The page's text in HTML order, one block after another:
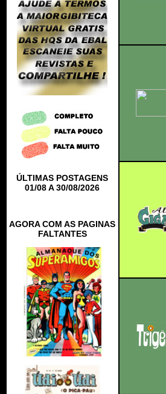
ÚLTIMAS POSTAGENS
01/08 A 30/08/2026
AGORA COM AS PAGINAS
FALTANTES